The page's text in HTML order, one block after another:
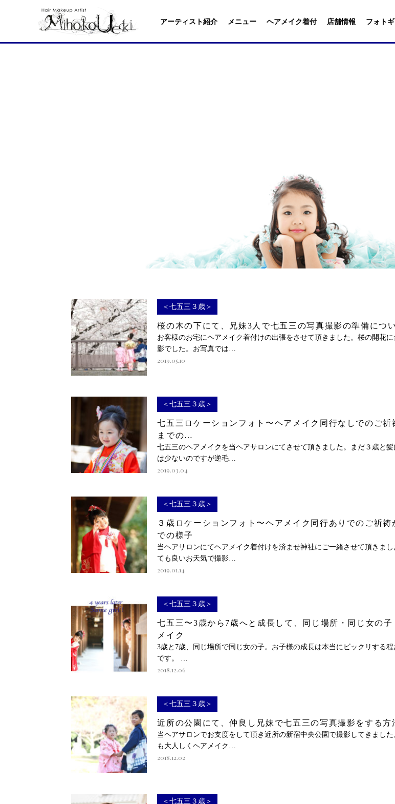
アーティスト紹介 メニュー ヘアメイク着付 店舗情報 フォト
＜七五三３歳＞
桜の木の下にて、兄妹3人で七五三の写真撮影の準備につ
お客様のお宅にヘアメイク着付けの出張をさせて頂きました。桜の開花
影でした。お写真では…
2019.05.10
＜七五三３歳＞
七五三ロケーションフォト〜ヘアメイク同行なしでのご祈
までの…
七五三のヘアメイクを当ヘアサロンにてさせて頂きました。まだ３歳と
は少ないのですが逆毛…
2019.03.04
＜七五三３歳＞
３歳ロケーションフォト〜ヘアメイク同行ありでのご祈祷
での様子
当ヘアサロンにてヘアメイク着付けを済ませ神社にご一緒させて頂きまし
ても良いお天気で撮影…
2019.01.14
＜七五三３歳＞
七五三〜3歳から7歳へと成長して、同じ場所・同じ女の子
メイク
3歳と7歳、同じ場所で同じ女の子。お子様の成長は本当にビックリする程
です。 …
2018.12.06
＜七五三３歳＞
近所の公園にて、仲良し兄妹で七五三の写真撮影をする方
当ヘアサロンでお支度をして頂き近所の新宿中央公園で撮影してきまし
も大人しくヘアメイク…
2018.12.02
＜七五三３歳＞